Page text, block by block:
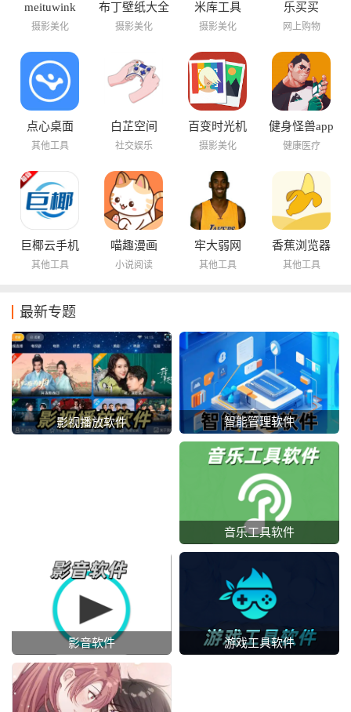
meituwink
摄影美化
布丁壁纸大全
摄影美化
米库工具
摄影美化
乐买买
网上购物
点心桌面
其他工具
白芷空间
社交娱乐
百变时光机
摄影美化
健身怪兽app
健康医疗
巨椰云手机
其他工具
喵趣漫画
小说阅读
牢大弱网
其他工具
香蕉浏览器
其他工具
最新专题
影视播放软件 智能管理软件
音乐工具软件
影音软件 游戏工具软件